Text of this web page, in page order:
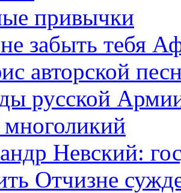
привычки
забыть тебя
авторской
русской
Невский:
Отчизне